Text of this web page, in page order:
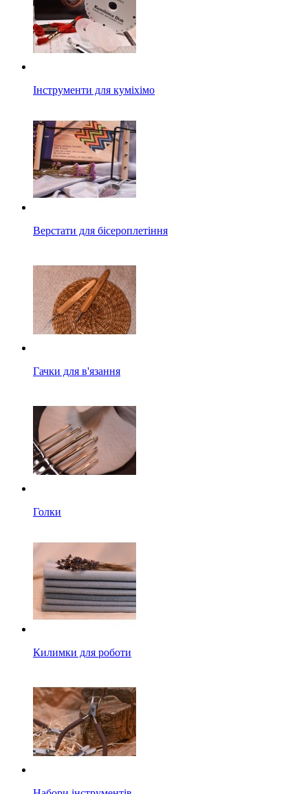
Інструменти для куміхімо
Верстати для бісероплетіння
Гачки для в'язання
Голки
Килимки для роботи